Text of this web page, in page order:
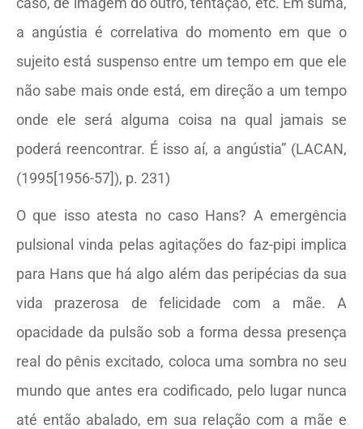
a angústia é correlativa do momento em que o
sujeito está suspenso entre um tempo em que ele
não sabe mais onde está, em direção a um tempo
onde ele será alguma coisa na qual jamais se
poderá reencontrar. É isso aí, a angústia” (LACAN,
(1995[1956-57]), p. 231)
O que isso atesta no caso Hans? A emergência
pulsional vinda pelas agitações do faz-pipi implica
para Hans que há algo além das peripécias da sua
vida prazerosa de felicidade com a mãe. A
opacidade da pulsão sob a forma dessa presença
real do pênis excitado, coloca uma sombra no seu
mundo que antes era codificado, pelo lugar nunca
até então abalado, em sua relação com a mãe e